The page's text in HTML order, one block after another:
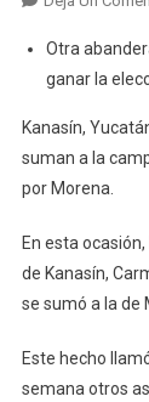
Otra
ganar la
Kanasín,
suman a la
por Morena.
En esta
de Kanasín,
se sumó a la de
Este hecho
semana otros